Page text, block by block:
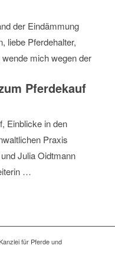
der Eindämmung
liebe Pferdehalter,
mich wegen der
Pferdekauf
Einblicke in den
Praxis
Julia Oidtmann
…
für Pferde und